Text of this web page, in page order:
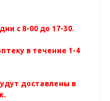
с 8-00 до 17-30.
в течение 1-4
доставлены в